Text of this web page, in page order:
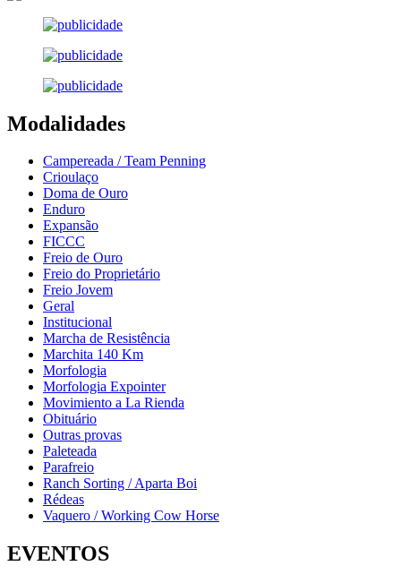
Modalidades
Campereada / Team Penning
Crioulaço
Doma de Ouro
Enduro
Expansão
FICCC
Freio de Ouro
Freio do Proprietário
Freio Jovem
Geral
Institucional
Marcha de Resistência
Marchita 140 Km
Morfologia
Morfologia Expointer
Movimiento a La Rienda
Obituário
Outras provas
Paleteada
Parafreio
Ranch Sorting / Aparta Boi
Rédeas
Vaquero / Working Cow Horse
EVENTOS